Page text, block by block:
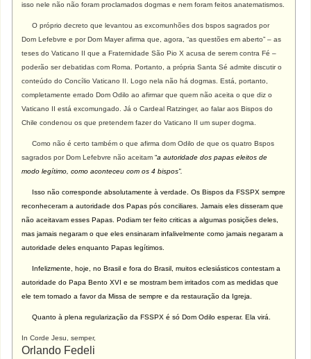
isso nele não não foram proclamados dogmas e nem foram feitos anatematismos.
O próprio decreto que levantou as excomunhões dos bspos sagrados por
Dom Lefebvre e por Dom Mayer afirma que, agora, “as questões em aberto” – as
teses do Vaticano II que a Fraternidade São Pio X acusa de serem contra Fé –
poderão ser debatidas com Roma. Portanto, a própria Santa Sé admite discutir o
conteúdo do Concílio Vaticano II. Logo nela não há dogmas. Está, portanto,
completamente errado Dom Odilo ao afirmar que quem não aceita o que diz o
Vaticano II está excomungado. Já o Cardeal Ratzinger, ao falar aos Bispos do
Chile condenou os que pretendem fazer do Vaticano II um super dogma.
Como não é certo também o que afirma dom Odilo de que os quatro Bspos
sagrados por Dom Lefebvre não aceitam“a autoridade dos papas eleitos de
modo legítimo, como aconteceu com os 4 bispos”.
Isso não corresponde absolutamente à verdade. Os Bispos da FSSPX sempre
reconheceram a autoridade dos Papas pós conciliares. Jamais eles disseram que
não aceitavam esses Papas. Podiam ter feito criticas a algumas posições deles,
mas jamais negaram o que eles ensinaram infalivelmente como jamais negaram a
autoridade deles enquanto Papas legítimos.
Infelizmente, hoje, no Brasil e fora do Brasil, muitos eclesiásticos contestam a
autoridade do Papa Bento XVI e se mostram bem irritados com as medidas que
ele tem tomado a favor da Missa de sempre e da restauração da Igreja.
Quanto à plena regularização da FSSPX é só Dom Odilo esperar. Ela virá.
In Corde Jesu, semper,
Orlando Fedeli